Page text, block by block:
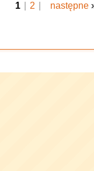
1 | 2 | następne